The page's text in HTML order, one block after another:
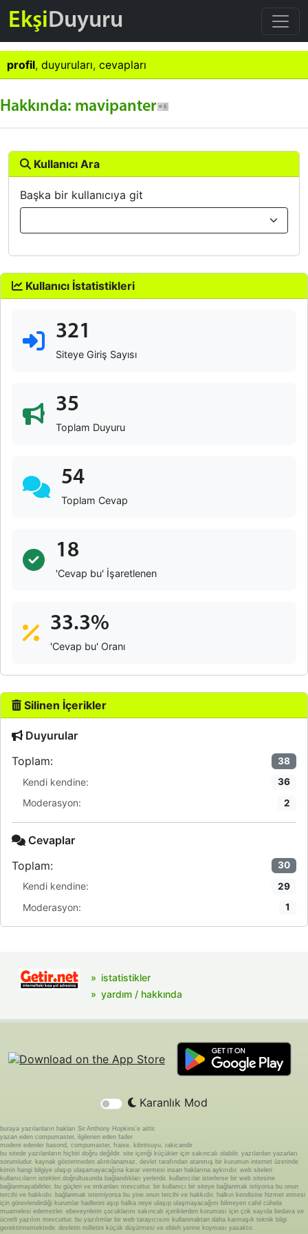
EkşiDuyuru
profil, duyuruları, cevapları
Hakkında: mavipanter
Kullanıcı Ara
Başka bir kullanıcıya git
Kullanıcı İstatistikleri
321
Siteye Giriş Sayısı
35
Toplam Duyuru
54
Toplam Cevap
18
'Cevap bu' İşaretlenen
33.3%
'Cevap bu' Oranı
Silinen İçerikler
Duyurular
Toplam:
38
Kendi kendine: 36
Moderasyon: 2
Cevaplar
Toplam:
30
Kendi kendine: 29
Moderasyon: 1
istatistikler
yardım / hakkında
Karanlık Mod
buraya yazılanların hakları Sir Anthony Hopkins'e aittir.
yazan eden compumaster, ilgilenen eden fader
modere edenler basond, compumaster, fraise, kibritsuyu, rakicandir
bu sitede yazılanların hiçbiri doğru değildir. site içeriği küçükler için sakıncalı olabilir. yazılardan yazarları
sorumludur. kaynak göstermeden alıntılanamaz. devlet tarafından atanmış bir kurumun internet üzerinde
kimin hangi bilgiye ulaşıp ulaşamayacağına karar vermesi insan haklarına aykırıdır. web siteleri
kullanıcıların istekleri doğrultusunda bağlandıkları yerlerdir. kullanıcılar isterlerse bir web sitesine
bağlanmayabilirler. bu güçleri ve imkanları mevcuttur. bir kullanıcı bir siteye bağlanmak istiyorsa bu onun
tercihi ve hakkıdır. bağlanmak istemiyorsa bu yine onun tercihi ve hakkıdır. halkın kendisine hizmet etmesi
için görevlendirdiği kurumlar hadlerini aşıp halka neye ulaşıp ulaşmayacağını bilmeyen cahil cühela
muamelesi edemezler. ebeveynlerin çocuklarını sakıncalı içeriklerden koruması için çok sayıda bedava ve
ücretli yazılım mevcuttur. bu yazılımlar bir web tarayıcısını kullanmaktan daha karmaşık teknik bilgi
gerektirmemektedir. devletin milletini küçük düşürmesi ve ebleh yerine koyması yasaktır.